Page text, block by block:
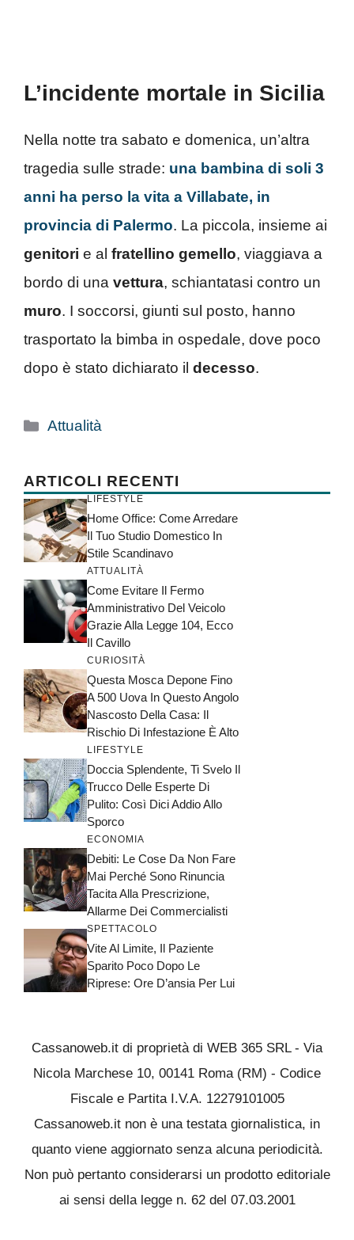
L’incidente mortale in Sicilia
Nella notte tra sabato e domenica, un’altra
tragedia sulle strade: una bambina di soli 3
anni ha perso la vita a Villabate, in
provincia di Palermo. La piccola, insieme ai
genitori e al fratellino gemello, viaggiava a
bordo di una vettura, schiantatasi contro un
muro. I soccorsi, giunti sul posto, hanno
trasportato la bimba in ospedale, dove poco
dopo è stato dichiarato il decesso.
Categorie
Attualità
ARTICOLI RECENTI
LIFESTYLE
Home Office: Come Arredare
Il Tuo Studio Domestico In
Stile Scandinavo
ATTUALITÀ
Come Evitare Il Fermo
Amministrativo Del Veicolo
Grazie Alla Legge 104, Ecco
Il Cavillo
CURIOSITÀ
Questa Mosca Depone Fino
A 500 Uova In Questo Angolo
Nascosto Della Casa: Il
Rischio Di Infestazione È Alto
LIFESTYLE
Doccia Splendente, Ti Svelo Il
Trucco Delle Esperte Di
Pulito: Così Dici Addio Allo
Sporco
ECONOMIA
Debiti: Le Cose Da Non Fare
Mai Perché Sono Rinuncia
Tacita Alla Prescrizione,
Allarme Dei Commercialisti
SPETTACOLO
Vite Al Limite, Il Paziente
Sparito Poco Dopo Le
Riprese: Ore D’ansia Per Lui
Cassanoweb.it di proprietà di WEB 365 SRL - Via
Nicola Marchese 10, 00141 Roma (RM) - Codice
Fiscale e Partita I.V.A. 12279101005
Cassanoweb.it non è una testata giornalistica, in
quanto viene aggiornato senza alcuna periodicità.
Non può pertanto considerarsi un prodotto editoriale
ai sensi della legge n. 62 del 07.03.2001